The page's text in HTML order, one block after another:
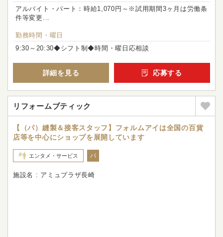
アルバイト・パート：時給1,070円～※試用期間3ヶ月は労働条
件等変更...
勤務時間・曜日
9:30～20:30◆シフト制◆時間・曜日応相談
詳細を見る 応募する
リフォームブティック
【（パ）縫製＆接客スタッフ】フォルムアイは全国の百貨
店等を中心にショップを展開しています
エンタメ・サービス パ
施設名 : アミュプラザ長崎